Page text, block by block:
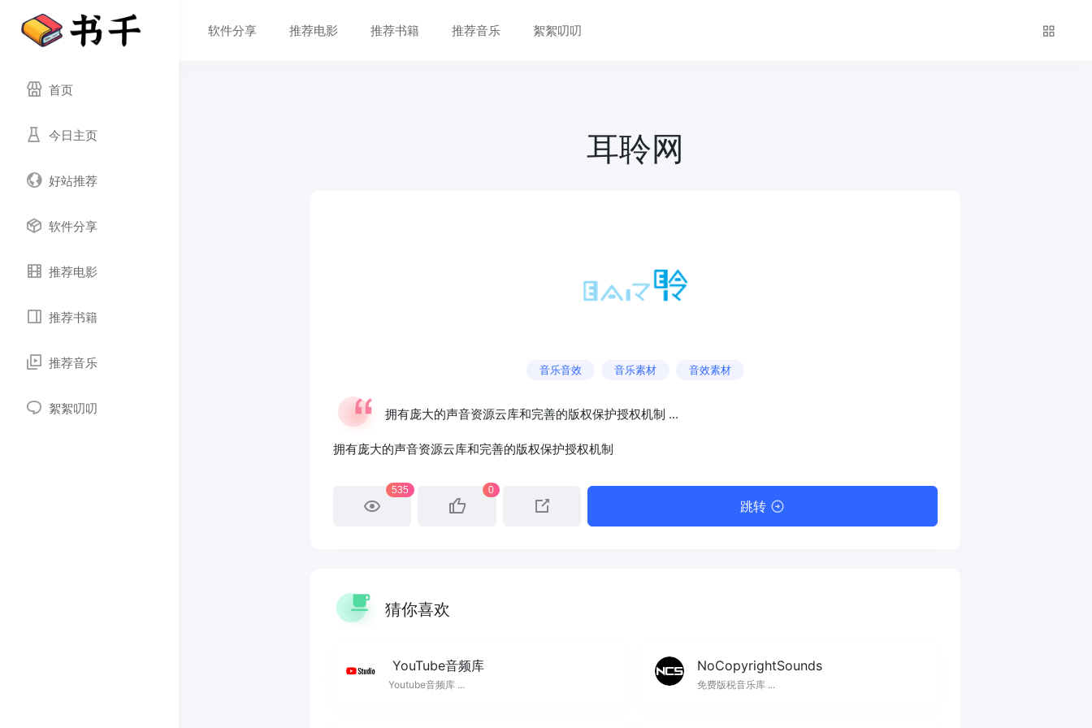
首页
今日主页
好站推荐
软件分享
推荐电影
推荐书籍
推荐音乐
絮絮叨叨
软件分享 推荐电影 推荐书籍 推荐音乐 絮絮叨叨
耳聆网
音乐音效 音乐素材 音效素材
拥有庞大的声音资源云库和完善的版权保护授权机制 ...
拥有庞大的声音资源云库和完善的版权保护授权机制
535 0
跳转
猜你喜欢
YouTube音频库
Youtube音频库 ...
NoCopyrightSounds
免费版税音乐库 ...